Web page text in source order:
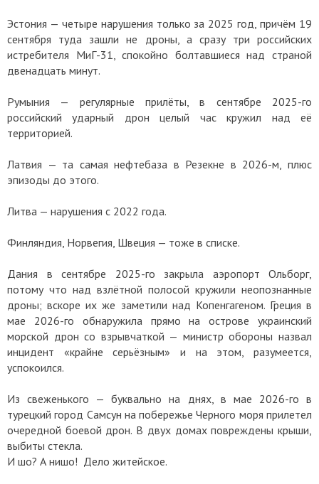
Эстония — четыре нарушения только за 2025 год, причём 19
сентября туда зашли не дроны, а сразу три российских
истребителя МиГ-31, спокойно болтавшиеся над страной
двенадцать минут.
Румыния — регулярные прилёты, в сентябре 2025-го
российский ударный дрон целый час кружил над её
территорией.
Латвия — та самая нефтебаза в Резекне в 2026-м, плюс
эпизоды до этого.
Литва — нарушения с 2022 года.
Финляндия, Норвегия, Швеция — тоже в списке.
Дания в сентябре 2025-го закрыла аэропорт Ольборг,
потому что над взлётной полосой кружили неопознанные
дроны; вскоре их же заметили над Копенгагеном. Греция в
мае 2026-го обнаружила прямо на острове украинский
морской дрон со взрывчаткой — министр обороны назвал
инцидент «крайне серьёзным» и на этом, разумеется,
успокоился.
Из свеженького — буквально на днях, в мае 2026-го в
турецкий город Самсун на побережье Черного моря прилетел
очередной боевой дрон. В двух домах повреждены крыши,
выбиты стекла.
И шо? А нишо! Дело житейское.